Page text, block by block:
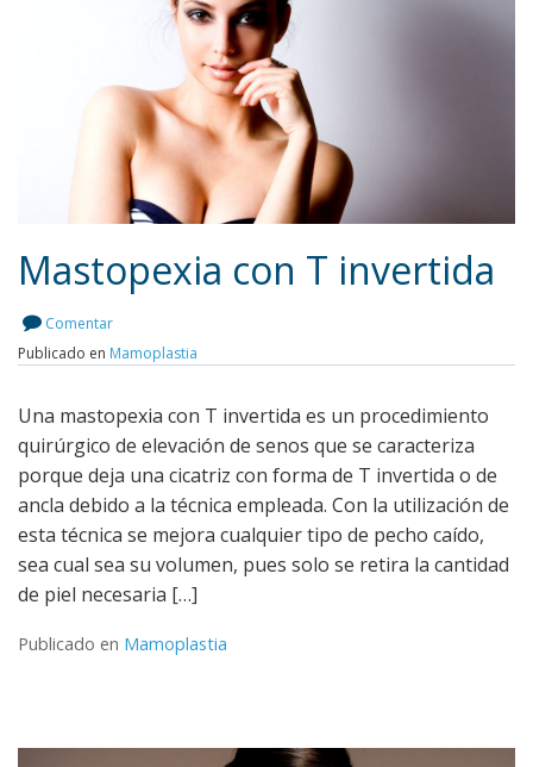
Leer más
Mastopexia con T invertida
Comentar
Publicado en Mamoplastia
Una mastopexia con T invertida es un procedimiento
quirúrgico de elevación de senos que se caracteriza
porque deja una cicatriz con forma de T invertida o de
ancla debido a la técnica empleada. Con la utilización de
esta técnica se mejora cualquier tipo de pecho caído,
sea cual sea su volumen, pues solo se retira la cantidad
de piel necesaria […]
Publicado en Mamoplastia